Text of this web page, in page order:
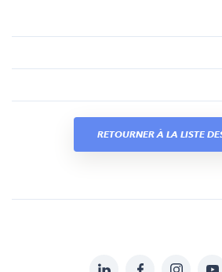
RETOURNER À LA LISTE
LinkedInFacebook